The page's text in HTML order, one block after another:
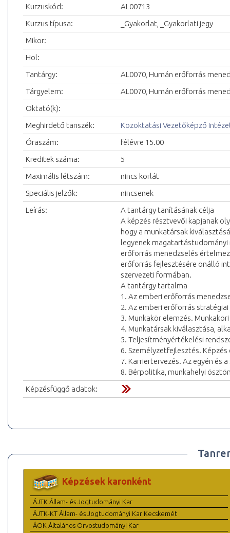
Kurzuskód:
AL00713
Kurzus típusa:
_Gyakorlat, _Gyakorlati jegy
Mikor:
Hol:
Tantárgy:
AL0070, Humán erőforrás
Tárgyelem:
AL0070, Humán erőforrás
Oktató(k):
Meghirdető tanszék:
Közoktatási Vezetőképző
Óraszám:
félévre 15.00
Kreditek száma:
5
Maximális létszám:
nincs korlát
Speciális jelzők:
nincsenek
Leírás:
A tantárgy tanításának célja
A képzés résztvevői kapjanak
hogy a munkatársak
legyenek
erőforrás menedzselés
erőforrás fejlesztésére önálló
szervezeti formában.
A tantárgy tartalma
1. Az emberi erőforrás
2. Az emberi erőforrás
3. Munkakör elemzés.
4. Munkatársak kiválasztása,
5. Teljesítményértékelési
6. Személyzetfejlesztés.
7. Karriertervezés. Az egyén és
8. Bérpolitika, munkahelyi
Képzésfüggő adatok:
Képzések karonként
ÁJTK Állam- és Jogtudományi Kar
ÁJTK-KT Állam- és Jogtudományi Kar Kecskemét
ÁOK Általános Orvostudományi Kar